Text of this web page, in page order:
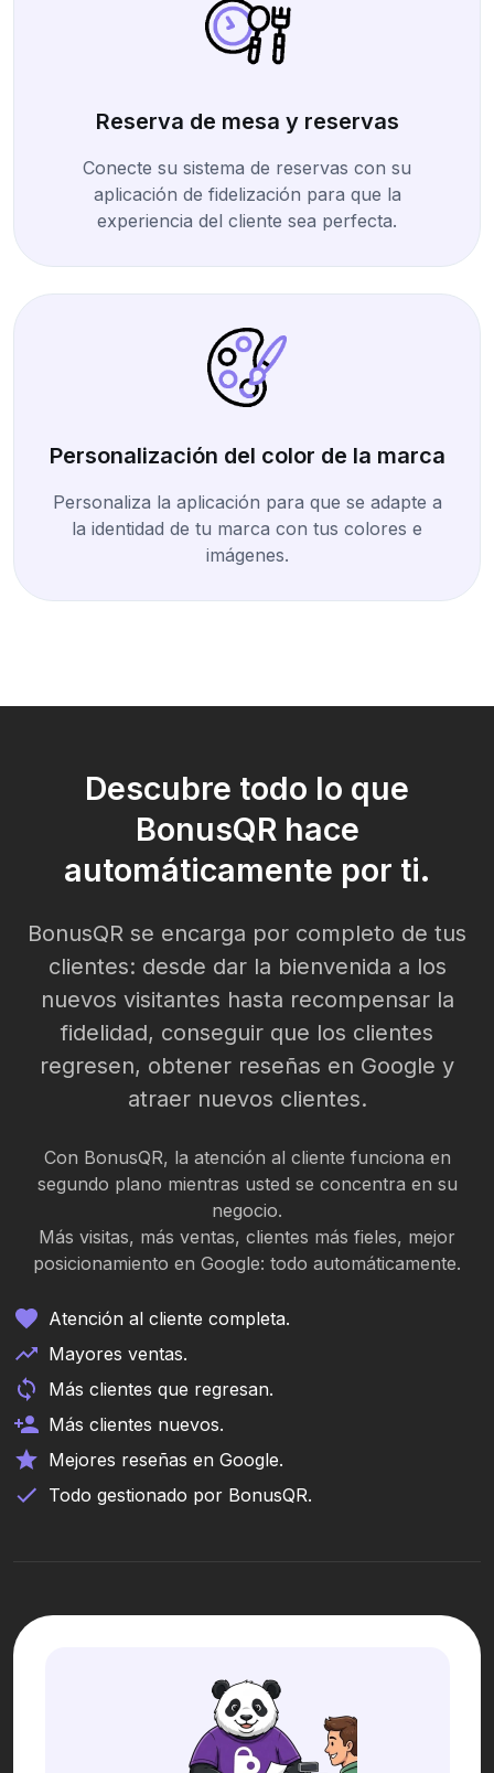
Reserva de mesa y reservas
Conecte su sistema de reservas con su
aplicación de fidelización para que la
experiencia del cliente sea perfecta.
Personalización del color de la marca
Personaliza la aplicación para que se adapte a
la identidad de tu marca con tus colores e
imágenes.
Descubre todo lo que
BonusQR hace
automáticamente por ti.
BonusQR se encarga por completo de tus
clientes: desde dar la bienvenida a los
nuevos visitantes hasta recompensar la
fidelidad, conseguir que los clientes
regresen, obtener reseñas en Google y
atraer nuevos clientes.
Con BonusQR, la atención al cliente funciona en
segundo plano mientras usted se concentra en su
negocio.
Más visitas, más ventas, clientes más fieles, mejor
posicionamiento en Google: todo automáticamente.
Atención al cliente completa.
Mayores ventas.
Más clientes que regresan.
Más clientes nuevos.
Mejores reseñas en Google.
Todo gestionado por BonusQR.